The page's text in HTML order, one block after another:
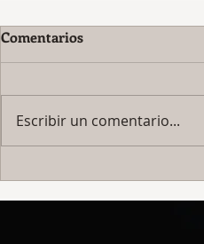
Autopercepción nerviosa.
Una forma de percepción
Comentarios
Escribir un comentario...